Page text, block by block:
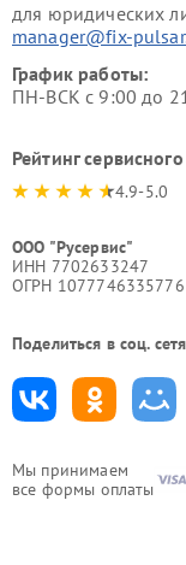
Мы принимаем
все формы оплаты
для юридических
manager@fix-
График работы:
ПН-ВСК с 9:00 до
Рейтинг
4.9-5.0
ООО "Русервис"
ИНН 7702633247
ОГРН 1077746335776
Поделиться в соц.